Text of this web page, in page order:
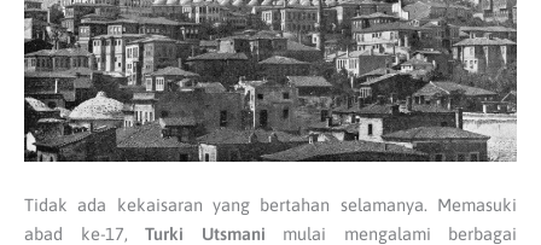
Tidak ada kekaisaran yang bertahan selamanya. Memasuki
abad ke-17, Turki Utsmani mulai mengalami berbagai